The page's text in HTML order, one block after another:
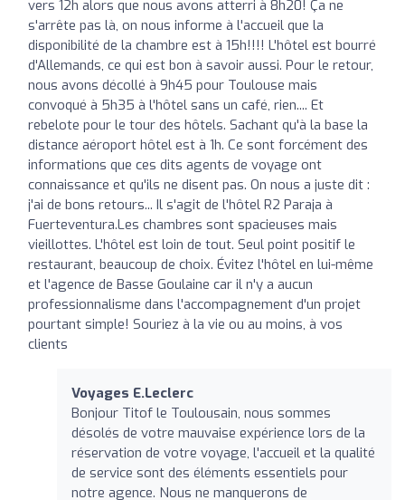
vers 12h alors que nous avons atterri à 8h20! Ça ne
s'arrête pas là, on nous informe à l'accueil que la
disponibilité de la chambre est à 15h!!!! L'hôtel est bourré
d'Allemands, ce qui est bon à savoir aussi. Pour le retour,
nous avons décollé à 9h45 pour Toulouse mais
convoqué à 5h35 à l'hôtel sans un café, rien.... Et
rebelote pour le tour des hôtels. Sachant qu'à la base la
distance aéroport hôtel est à 1h. Ce sont forcément des
informations que ces dits agents de voyage ont
connaissance et qu'ils ne disent pas. On nous a juste dit :
j'ai de bons retours... Il s'agit de l'hôtel R2 Paraja à
Fuerteventura.Les chambres sont spacieuses mais
vieillottes. L'hôtel est loin de tout. Seul point positif le
restaurant, beaucoup de choix. Évitez l'hôtel en lui-même
et l'agence de Basse Goulaine car il n'y a aucun
professionnalisme dans l'accompagnement d'un projet
pourtant simple! Souriez à la vie ou au moins, à vos
clients
Voyages E.Leclerc
Bonjour Titof le Toulousain, nous sommes
désolés de votre mauvaise expérience lors de la
réservation de votre voyage, l'accueil et la qualité
de service sont des éléments essentiels pour
notre agence. Nous ne manquerons de